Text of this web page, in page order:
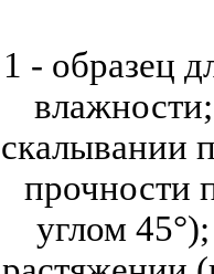
1 - образец
скалывании
прочности
углом